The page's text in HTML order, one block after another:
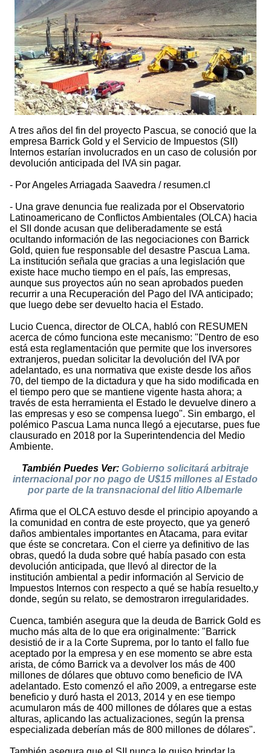
A tres años del fin del proyecto Pascua, se conoció que la
empresa Barrick Gold y el Servicio de Impuestos (SII)
Internos estarían involucrados en un caso de colusión por
devolución anticipada del IVA sin pagar.
- Por Angeles Arriagada Saavedra / resumen.cl
- Una grave denuncia fue realizada por el Observatorio
Latinoamericano de Conflictos Ambientales (OLCA) hacia
el SII donde acusan que deliberadamente se está
ocultando información de las negociaciones con Barrick
Gold, quien fue responsable del desastre Pascua Lama.
La institución señala que gracias a una legislación que
existe hace mucho tiempo en el país, las empresas,
aunque sus proyectos aún no sean aprobados pueden
recurrir a una Recuperación del Pago del IVA anticipado;
que luego debe ser devuelto hacia el Estado.
Lucio Cuenca, director de OLCA, habló con RESUMEN
acerca de cómo funciona este mecanismo: "Dentro de eso
está esta reglamentación que permite que los inversores
extranjeros, puedan solicitar la devolución del IVA por
adelantado, es una normativa que existe desde los años
70, del tiempo de la dictadura y que ha sido modificada en
el tiempo pero que se mantiene vigente hasta ahora; a
través de esta herramienta el Estado le devuelve dinero a
las empresas y eso se compensa luego". Sin embargo, el
polémico Pascua Lama nunca llegó a ejecutarse, pues fue
clausurado en 2018 por la Superintendencia del Medio
Ambiente.
También Puedes Ver:Gobierno solicitará arbitraje
internacional por no pago de U$15 millones al Estado
por parte de la transnacional del litio Albemarle
Afirma que el OLCA estuvo desde el principio apoyando a
la comunidad en contra de este proyecto, que ya generó
daños ambientales importantes en Atacama, para evitar
que éste se concretara. Con el cierre ya definitivo de las
obras, quedó la duda sobre qué había pasado con esta
devolución anticipada, que llevó al director de la
institución ambiental a pedir información al Servicio de
Impuestos Internos con respecto a qué se había resuelto,y
donde, según su relato, se demostraron irregularidades.
Cuenca, también asegura que la deuda de Barrick Gold es
mucho más alta de lo que era originalmente: "Barrick
desistió de ir a la Corte Suprema, por lo tanto el fallo fue
aceptado por la empresa y en ese momento se abre esta
arista, de cómo Barrick va a devolver los más de 400
millones de dólares que obtuvo como beneficio de IVA
adelantado. Esto comenzó el año 2009, a entregarse este
beneficio y duró hasta el 2013, 2014 y en ese tiempo
acumularon más de 400 millones de dólares que a estas
alturas, aplicando las actualizaciones, según la prensa
especializada deberían más de 800 millones de dólares".